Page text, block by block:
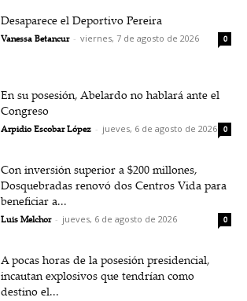
Desaparece el Deportivo Pereira
Vanessa Betancur - viernes, 7 de agosto de 2026 0
En su posesión, Abelardo no hablará ante el
Congreso
Arpidio Escobar López - jueves, 6 de agosto de 2026 0
Con inversión superior a $200 millones,
Dosquebradas renovó dos Centros Vida para
beneficiar a...
Luis Melchor - jueves, 6 de agosto de 2026 0
A pocas horas de la posesión presidencial,
incautan explosivos que tendrían como
destino el...